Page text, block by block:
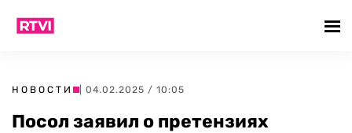
НОВОСТИ | 04.02.2025 / 10:05
Посол заявил о претензиях